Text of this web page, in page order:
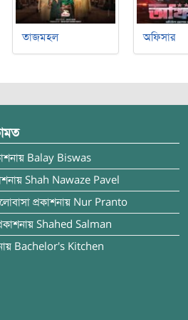
তাজমহল অফিসার
Balay Biswas
Shah Nawaze Pavel
প্রকাশনায় Nur Pranto
Shahed Salman
Bachelor's Kitchen